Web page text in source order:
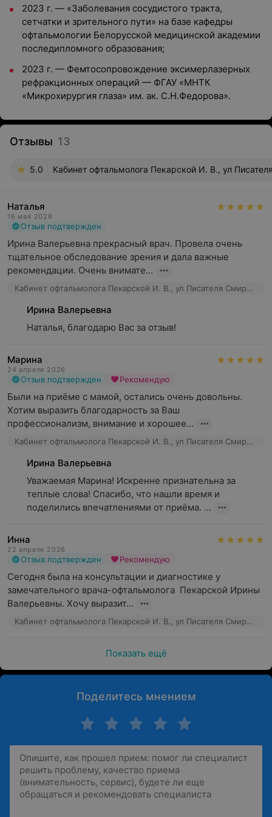
2023 г. — «Заболевания сосудистого тракта,
сетчатки и зрительного пути» на базе кафедры
офтальмологии Белорусской медицинской академии
последипломного образования;
2023 г. — Фемтосопровождение эксимерлазерных
рефракционных операций — ФГАУ «МНТК
«Микрохирургия глаза» им. ак. С.Н.Федорова».
Отзывы 13
5.0 Кабинет офтальмолога Пекарской И. В., ул
Наталья
16 мая 2026
Отзыв подтвержден
Ирина Валерьевна прекрасный врач. Провела очень
тщательное обследование зрения и дала важные
рекомендации. Очень внимате...
Кабинет офтальмолога Пекарской И. В., ул Писателя Смирнова, 19А-64
Ирина Валерьевна
Наталья, благодарю Вас за отзыв!
Марина
24 апреля 2026
Отзыв подтвержден Рекомендую
Были на приёме с мамой, остались очень довольны.
Хотим выразить благодарность за Ваш
профессионализм, внимание и хорошее...
Кабинет офтальмолога Пекарской И. В., ул Писателя Смирнова, 19А-64
Ирина Валерьевна
Уважаемая Марина! Искренне признательна за
теплые слова! Спасибо, что нашли время и
поделились впечатлениями от приёма. ...
Инна
22 апреля 2026
Отзыв подтвержден Рекомендую
Сегодня была на консультации и диагностике у
замечательного врача-офтальмолога  Пекарской Ирины
Валерьевны. Хочу выразит...
Кабинет офтальмолога Пекарской И. В., ул Писателя Смирнова, 19А-64
Показать ещё
Поделитесь мнением